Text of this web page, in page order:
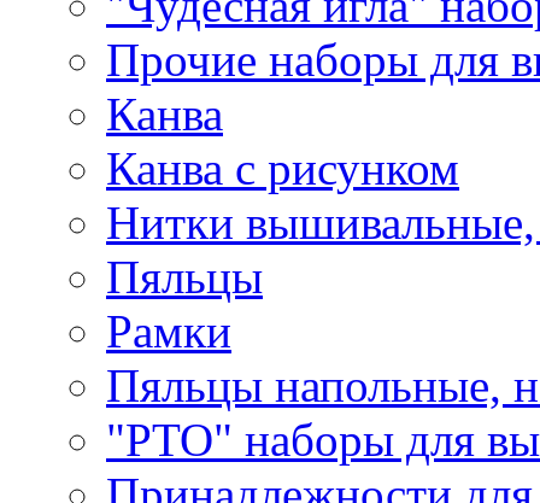
Прочие наборы для
Канва
Канва с рисунком
Нитки
Пяльцы
Рамки
Пяльцы напольные,
"РТО" наборы для